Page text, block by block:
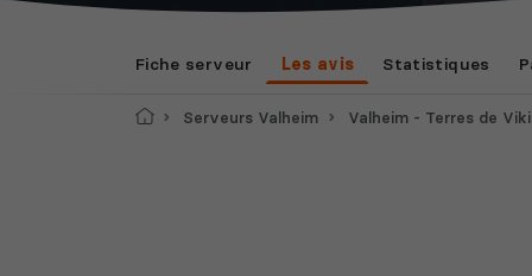
Fiche serveur Les avis Statistiques
AccueilServeurs Valheim Valheim - Terres de